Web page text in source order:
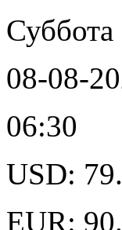
Суббота
08-08-
06:30
USD:
EUR: